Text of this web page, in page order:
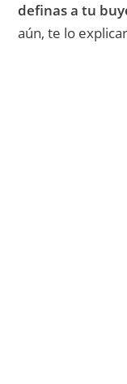
definas a tu
aún, te lo